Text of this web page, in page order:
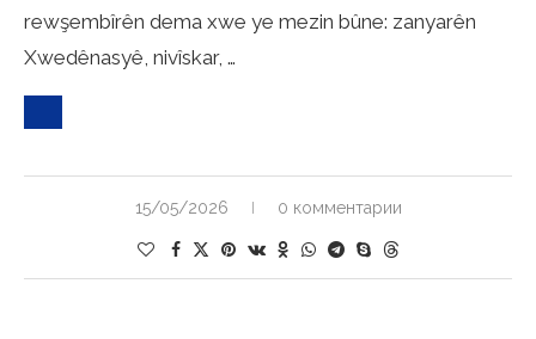
rewşembîrên dema xwe ye mezin bûne: zanyarên
Xwedênasyê, nivîskar, …
15/05/2026 0 комментарии